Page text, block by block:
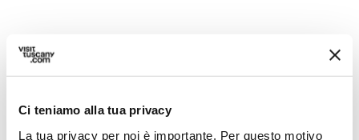
Ci teniamo alla tua privacy
La tua privacy per noi è importante. Per questo motivo